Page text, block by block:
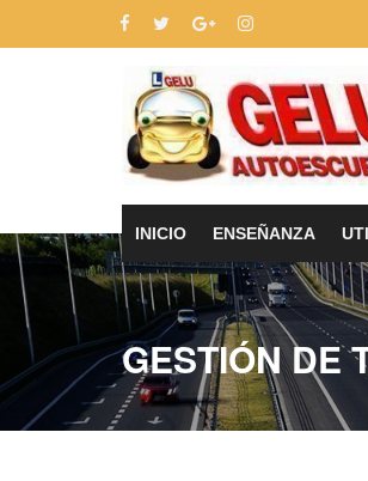
INICIO ENSEÑANZA
GESTIÓN DE